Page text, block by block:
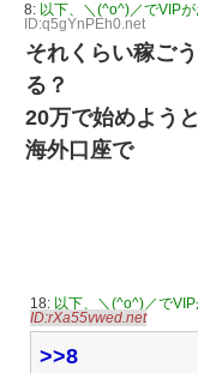
8: 以下、＼(^o^)／でVIP
ID:q5gYnPEh0.net
それくらい稼ご
る？
20万で始めよう
海外口座で
18: 以下、＼(^o^)／で
ID:rXa55vwed.net
>>8